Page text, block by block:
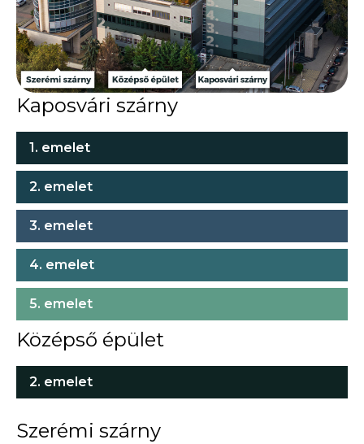
Kaposvári szárny
1. emelet
2. emelet
3. emelet
4. emelet
5. emelet
Középső épület
2. emelet
Szerémi szárny